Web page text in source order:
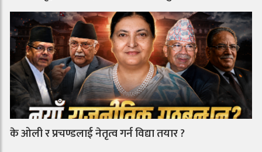
के ओली र प्रचण्डलाई नेतृत्व गर्न विद्या तयार ?